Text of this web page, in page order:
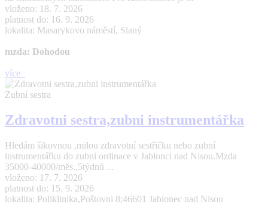
vloženo: 18. 7. 2026
platnost do: 16. 9. 2026
lokalita: Masarykovo náměstí, Slaný
mzda: Dohodou
více
Zubní sestra
Zdravotni sestra,zubni instrumentářka
Hledám šikovnou ,milou zdravotní sestřičku nebo zubní
instrumentářku do zubni ordinace v Jablonci nad Nisou.Mzda
35000-40000/měs.,5týdnů ...
vloženo: 17. 7. 2026
platnost do: 15. 9. 2026
lokalita: Poliklinika,Poštovni 8;46601 Jablonec nad Nisou